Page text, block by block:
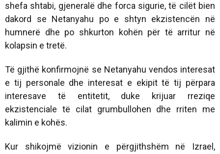
shefa shtabi, gjeneralë dhe forca sigurie, të cilët bien
dakord se Netanyahu po e shtyn ekzistencën në
humnerë dhe po shkurton kohën për të arritur në
kolapsin e tretë.
Të gjithë konfirmojnë se Netanyahu vendos interesat
e tij personale dhe interesat e ekipit të tij përpara
interesave të entitetit, duke krijuar rreziqe
ekzistenciale të cilat grumbullohen dhe rriten me
kalimin e kohës.
Kur shikojmë vizionin e përgjithshëm në Izrael,